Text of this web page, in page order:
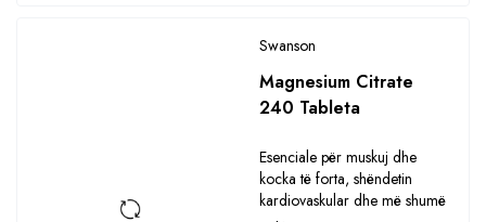
Swanson
Magnesium Citrate
240 Tableta
Esenciale për muskuj dhe
kocka të forta, shëndetin
kardiovaskular dhe më shumë